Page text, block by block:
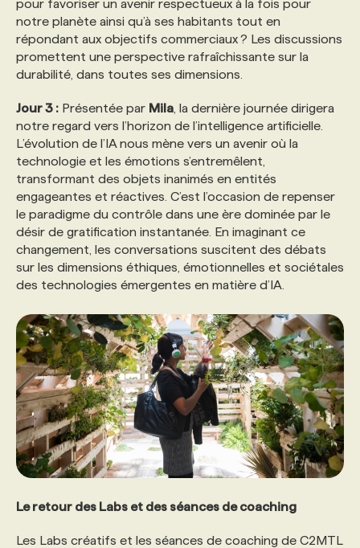
pour favoriser un avenir respectueux à la fois pour
notre planète ainsi qu’à ses habitants tout en
répondant aux objectifs commerciaux ? Les discussions
promettent une perspective rafraîchissante sur la
durabilité, dans toutes ses dimensions.
Jour 3 : Présentée par Mila , la dernière journée dirigera
notre regard vers l’horizon de l’intelligence artificielle.
L’évolution de l’IA nous mène vers un avenir où la
technologie et les émotions s’entremêlent,
transformant des objets inanimés en entités
engageantes et réactives. C’est l’occasion de repenser
le paradigme du contrôle dans une ère dominée par le
désir de gratification instantanée. En imaginant ce
changement, les conversations suscitent des débats
sur les dimensions éthiques, émotionnelles et sociétales
des technologies émergentes en matière d’IA.
Le retour des Labs et des séances de coaching
Les Labs créatifs et les séances de coaching de C2MTL